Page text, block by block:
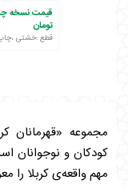
قیمت نسخه
تومان
قطع :خشتی ،چاپ:
مجموعه «قهرمانان
کودکان و نوجوانان
مهم واقعه‌ی کربلا را